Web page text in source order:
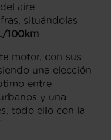
aire
situándolas
100km
motor, con sus
una elección
entre
y una
todo ello con la